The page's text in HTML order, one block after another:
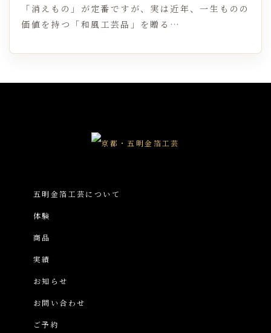
「消えもの」が定番ですが、実は近年、一生ものの
価値を持つ「和風工芸品」を贈る…
五明金箔工芸について
体験
商品
実績
お知らせ
お問い合わせ
ご予約